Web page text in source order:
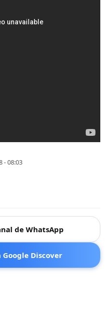
- 08:03
de WhatsApp
Google Discover